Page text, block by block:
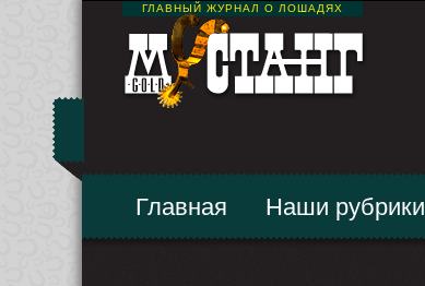
ГЛАВНЫЙ ЖУРНАЛ О ЛОШАДЯХ
Главная Наши рубрики